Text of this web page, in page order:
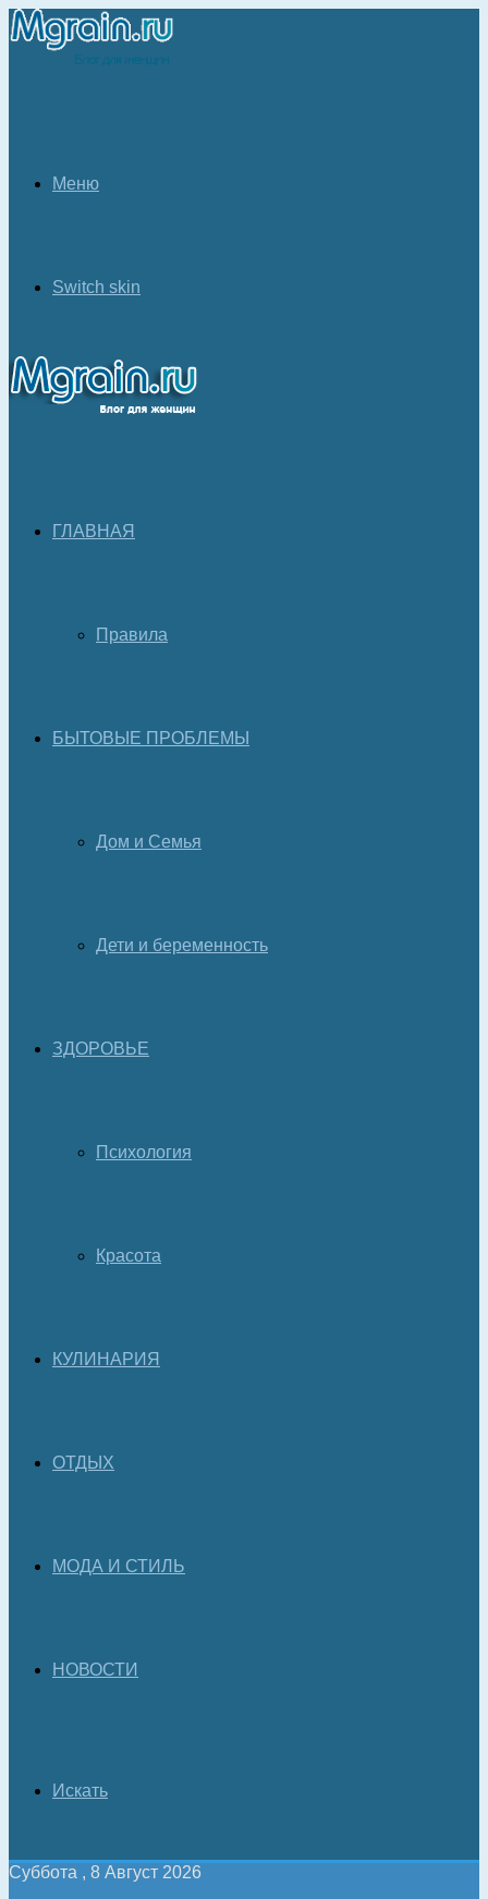
Меню
Switch skin
ГЛАВНАЯ
Правила
БЫТОВЫЕ ПРОБЛЕМЫ
Дом и Семья
Дети и беременность
ЗДОРОВЬЕ
Психология
Красота
КУЛИНАРИЯ
ОТДЫХ
МОДА И СТИЛЬ
НОВОСТИ
Искать
Суббота , 8 Август 2026